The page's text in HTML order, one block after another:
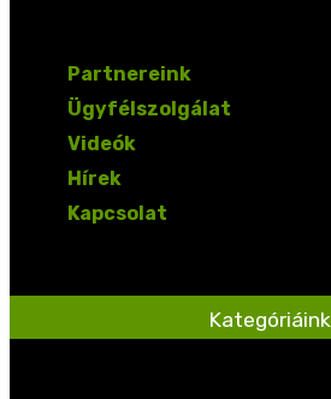
Partnereink
Ügyfélszolgálat
Videók
Hírek
Kapcsolat
Kategóriáink